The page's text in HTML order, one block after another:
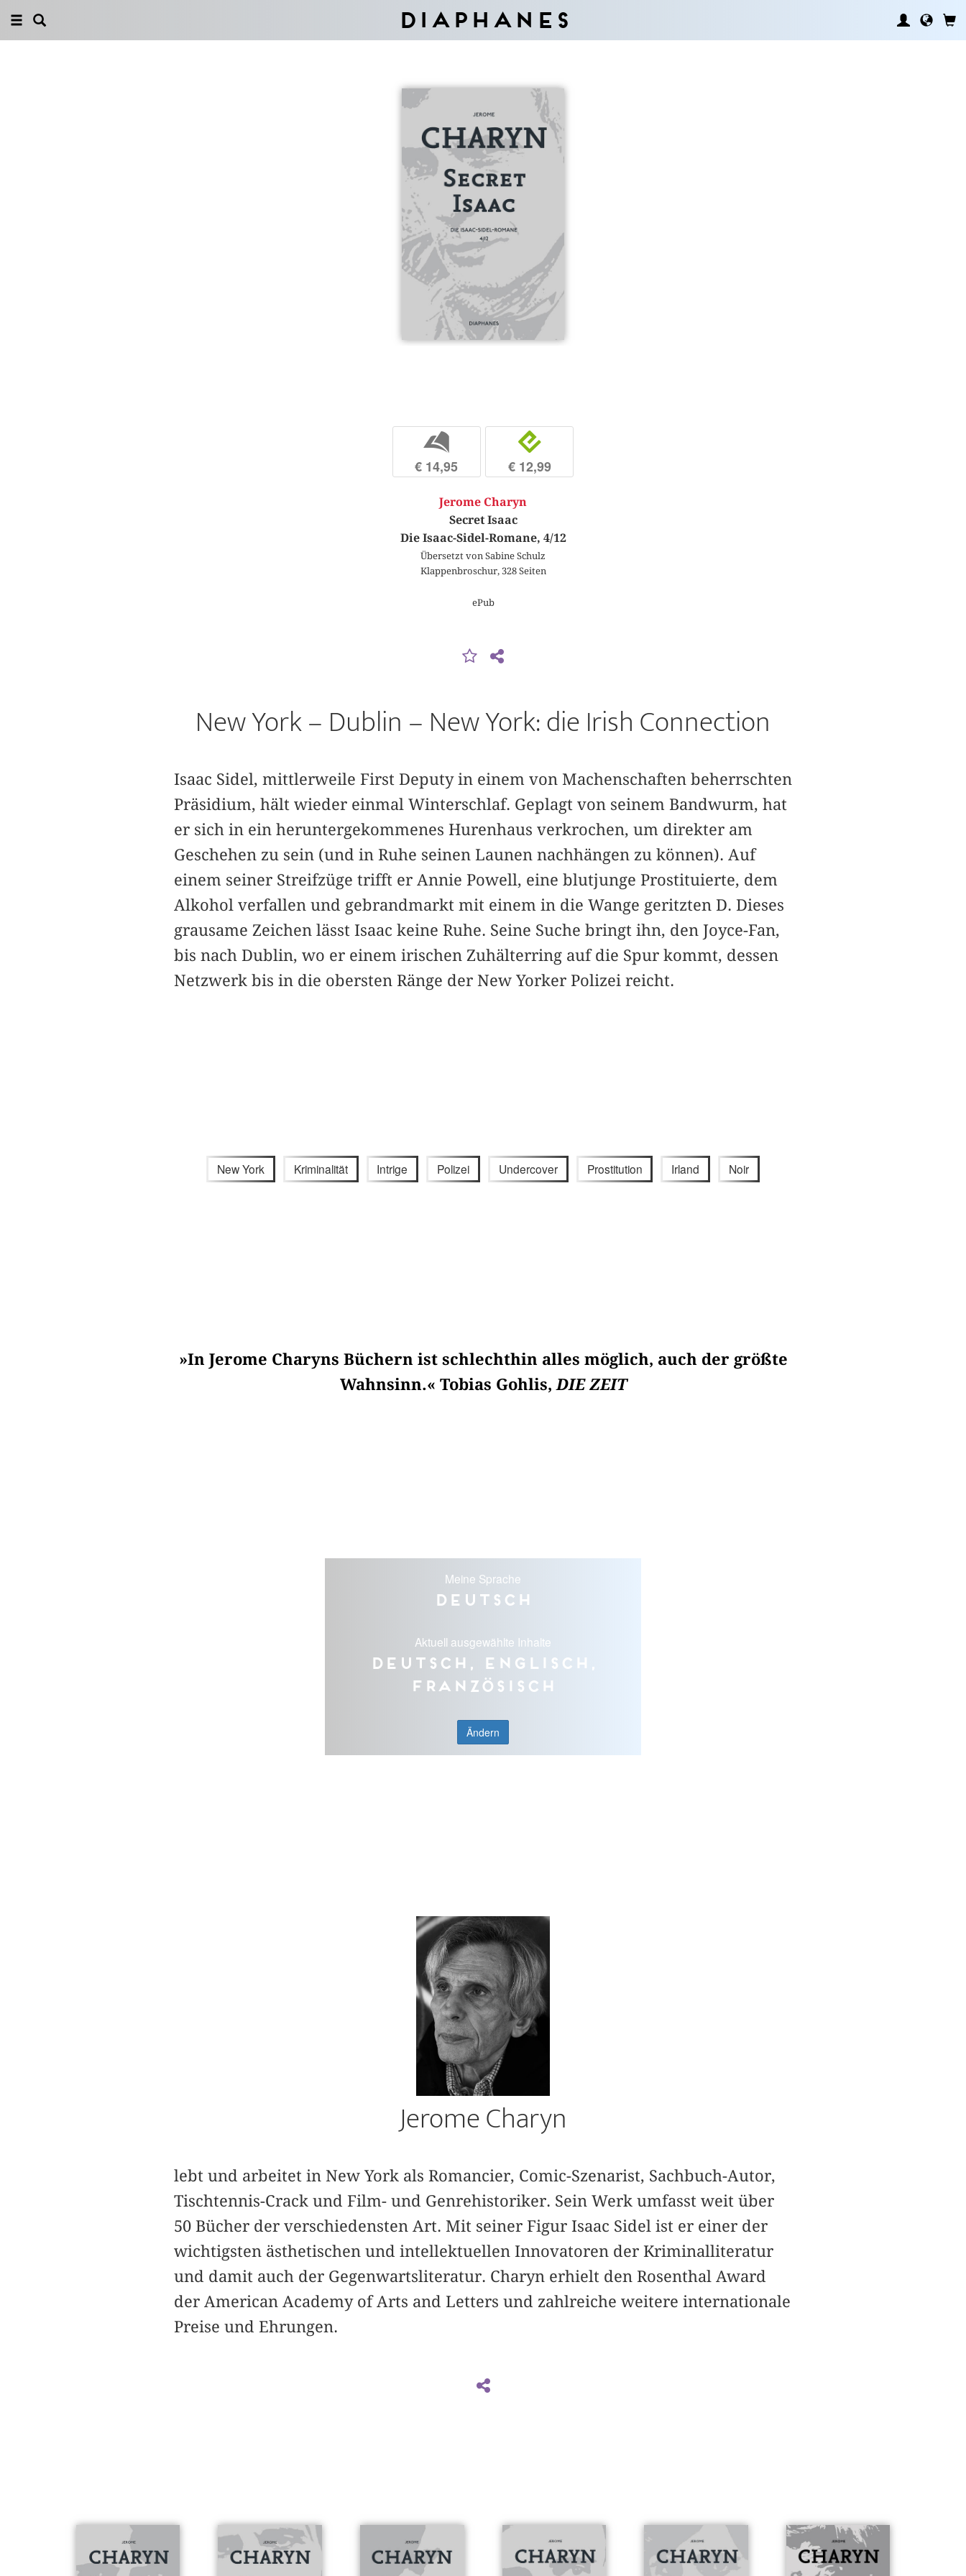
Diaphanes
b
€ 14,95
e
€ 12,99
Jerome Charyn
Secret Isaac
Die Isaac-Sidel-Romane, 4/12
Übersetzt von Sabine Schulz
Klappenbroschur, 328 Seiten
ePub
New York – Dublin – New York: die Irish Connection
Isaac Sidel, mittlerweile First Deputy in einem von Machenschaften beherrschten
Präsidium, hält wieder einmal Winterschlaf. Geplagt von seinem Bandwurm, hat
er sich in ein heruntergekommenes Hurenhaus verkrochen, um direkter am
Geschehen zu sein (und in Ruhe seinen Launen nachhängen zu können). Auf
einem seiner Streifzüge trifft er Annie Powell, eine blutjunge Prostituierte, dem
Alkohol verfallen und gebrandmarkt mit einem in die Wange geritzten D. Dieses
grausame Zeichen lässt Isaac keine Ruhe. Seine Suche bringt ihn, den Joyce-Fan,
bis nach Dublin, wo er einem irischen Zuhälterring auf die Spur kommt, dessen
Netzwerk bis in die obersten Ränge der New Yorker Polizei reicht.
New York Kriminalität Intrige Polizei Undercover Prostitution Irland Noir
»In Jerome Charyns Büchern ist schlechthin alles möglich, auch der größte
Wahnsinn.« Tobias Gohlis,DIE ZEIT
Meine Sprache
Deutsch
Aktuell ausgewählte Inhalte
Deutsch, Englisch,
Französisch
Ändern
Jerome Charyn
lebt und arbeitet in New York als Romancier, Comic-Szenarist, Sachbuch-Autor,
Tischtennis-Crack und Film- und Genrehistoriker. Sein Werk umfasst weit über
50 Bücher der verschiedensten Art. Mit seiner Figur Isaac Sidel ist er einer der
wichtigsten ästhetischen und intellektuellen Innovatoren der Kriminalliteratur
und damit auch der Gegenwartsliteratur. Charyn erhielt den Rosenthal Award
der American Academy of Arts and Letters und zahlreiche weitere internationale
Preise und Ehrungen.